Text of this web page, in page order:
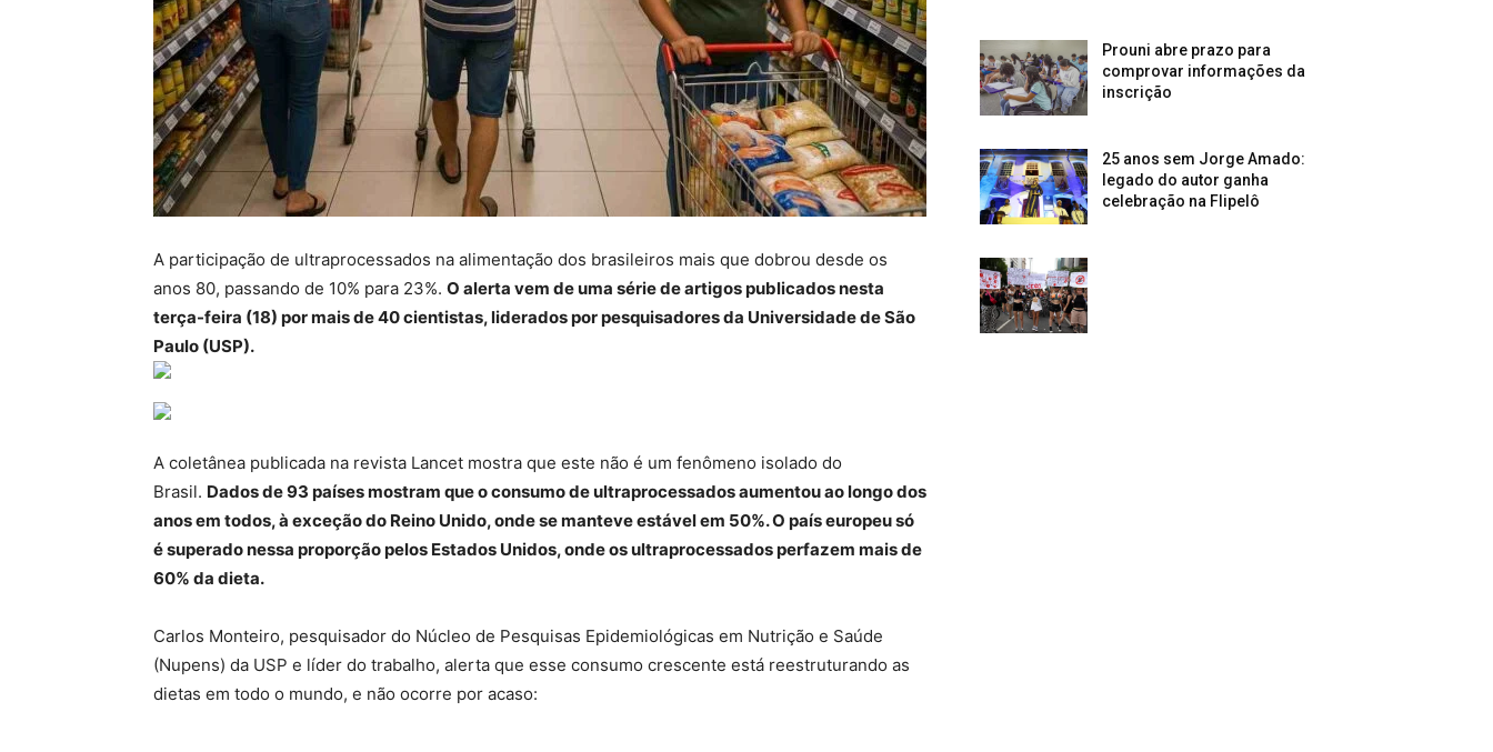
A participação de ultraprocessados na alimentação dos brasileiros mais que dobrou desde os
anos 80, passando de 10% para 23%. O alerta vem de uma série de artigos publicados nesta
terça-feira (18) por mais de 40 cientistas, liderados por pesquisadores da Universidade de São
Paulo (USP).
A coletânea publicada na revista Lancet mostra que este não é um fenômeno isolado do
Brasil. Dados de 93 países mostram que o consumo de ultraprocessados aumentou ao longo dos
anos em todos, à exceção do Reino Unido, onde se manteve estável em 50%. O país europeu só
é superado nessa proporção pelos Estados Unidos, onde os ultraprocessados perfazem mais de
60% da dieta.
Carlos Monteiro, pesquisador do Núcleo de Pesquisas Epidemiológicas em Nutrição e Saúde
(Nupens) da USP e líder do trabalho, alerta que esse consumo crescente está reestruturando as
dietas em todo o mundo, e não ocorre por acaso:
Prouni abre prazo para
comprovar informações da
inscrição
25 anos sem Jorge Amado:
legado do autor ganha
celebração na Flipelô